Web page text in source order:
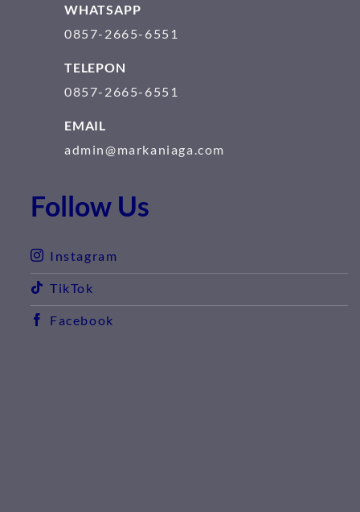
WHATSAPP
0857-2665-6551
TELEPON
0857-2665-6551
EMAIL
admin@markaniaga.com
Follow Us
Instagram
TikTok
Facebook